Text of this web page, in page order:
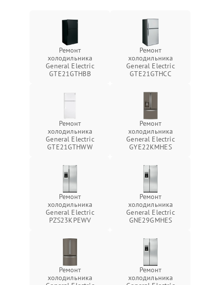
Ремонт
холодильника
General Electric
GTE21GTHBB
Ремонт
холодильника
General Electric
GTE21GTHCC
Ремонт
холодильника
General Electric
GTE21GTHWW
Ремонт
холодильника
General Electric
GYE22KMHES
Ремонт
холодильника
General Electric
PZS23KPEWV
Ремонт
холодильника
General Electric
GNE29GMHES
Ремонт
холодильника
Ремонт
холодильника